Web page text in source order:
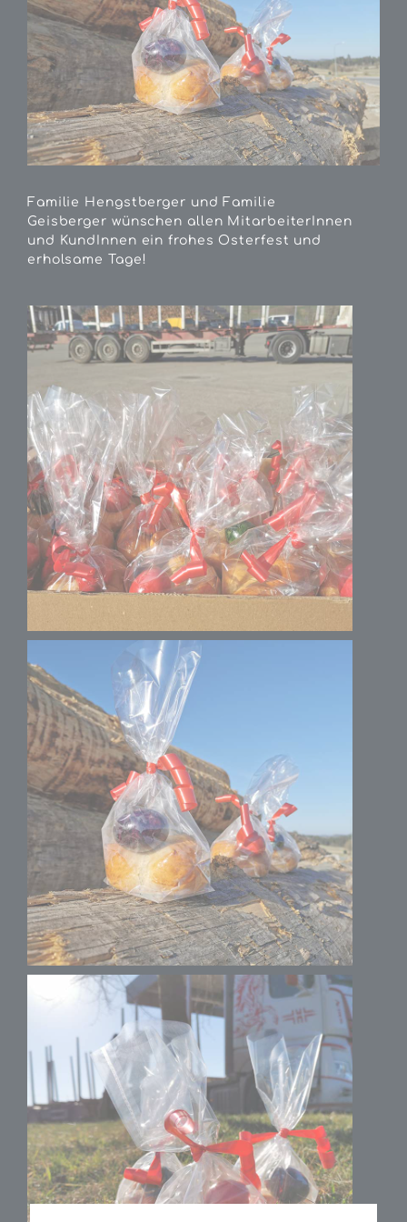
Familie Hengstberger und Familie
Geisberger wünschen allen MitarbeiterInnen
und KundInnen ein frohes Osterfest und
erholsame Tage!